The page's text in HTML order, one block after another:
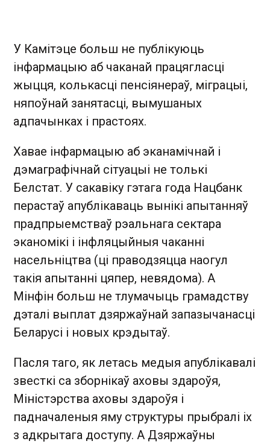
У Камітэце больш не публікуюць
інфармацыю аб чаканай працягласці
жыцця, колькасці пенсіянераў, міграцыі,
няпоўнай занятасці, вымушаных
адпачынках і прастоях.
Хавае інфармацыю аб эканамічнай і
дэмаграфічнай сітуацыі не толькі
Белстат. У сакавіку гэтага года Нацбанк
перастаў апублікаваць вынікі апытанняў
прадпрыемстваў рэальнага сектара
эканомікі і інфляцыйныя чаканні
насельніцтва (ці праводзяцца наогул
такія апытанні цяпер, невядома). А
Мінфін больш не тлумачыць грамадству
дэталі выплат дзяржаўнай запазычанасці
Беларусі і новых крэдытаў.
Пасля таго, як летась медыя апублікавалі
звесткі са зборнікаў аховы здароўя,
Міністэрства аховы здароўя і
падначаленыя яму структуры прыбралі іх
з адкрытага доступу. А Дзяржаўны